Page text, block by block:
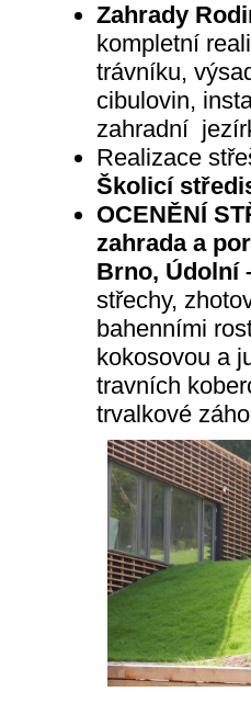
Zahrady
kompletní
trávníku,
cibulovin,
zahradní
Realizace
Školicí
OCENĚNÍ
zahrada a
Brno, Údolní
střechy,
bahenními
kokosovou a
travních
trvalkové